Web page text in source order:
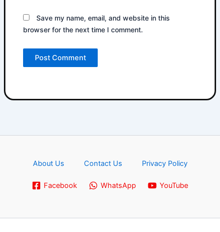
Save my name, email, and website in this
browser for the next time I comment.
About Us Contact Us Privacy Policy
Facebook WhatsApp YouTube